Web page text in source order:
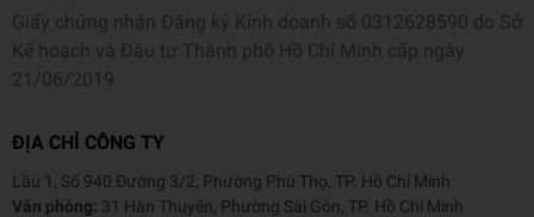
Giấy chứng nhận Đăng ký Kinh doanh số 0312628590 do Sở
Kế hoạch và Đầu tư Thành phố Hồ Chí Minh cấp ngày
21/06/2019
ĐỊA CHỈ CÔNG TY
Lầu 1, Số 940 Đường 3/2, Phường Phú Thọ, TP. Hồ Chí Minh
Văn phòng: 31 Hàn Thuyên, Phường Sài Gòn, TP. Hồ Chí Minh